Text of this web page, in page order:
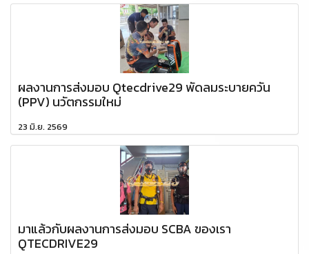
ผลงานการส่งมอบ Qtecdrive29 พัดลมระบายควัน
(PPV) นวัตกรรมใหม่
23 มิ.ย. 2569
มาแล้วกับผลงานการส่งมอบ SCBA ของเรา
QTECDRIVE29